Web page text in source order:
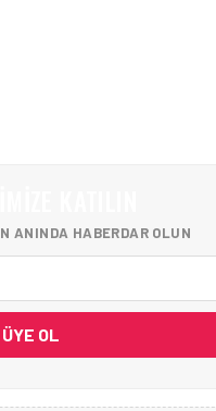
ANINDA HABERDAR OLUN
ÜYE OL